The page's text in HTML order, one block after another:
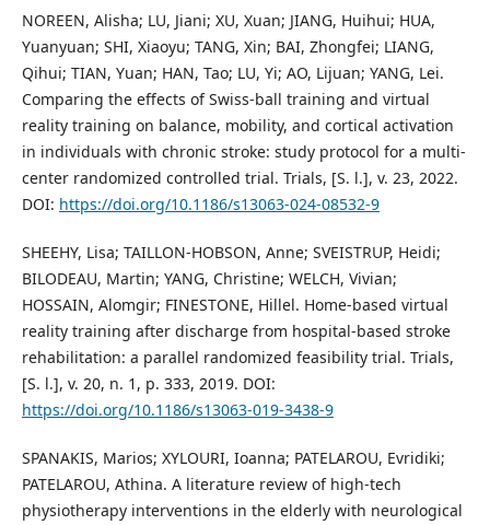
NOREEN, Alisha; LU, Jiani; XU, Xuan; JIANG, Huihui; HUA,
Yuanyuan; SHI, Xiaoyu; TANG, Xin; BAI, Zhongfei; LIANG,
Qihui; TIAN, Yuan; HAN, Tao; LU, Yi; AO, Lijuan; YANG, Lei.
Comparing the effects of Swiss-ball training and virtual
reality training on balance, mobility, and cortical activation
in individuals with chronic stroke: study protocol for a multi-
center randomized controlled trial. Trials, [S. l.], v. 23, 2022.
DOI: https://doi.org/10.1186/s13063-024-08532-9
SHEEHY, Lisa; TAILLON-HOBSON, Anne; SVEISTRUP, Heidi;
BILODEAU, Martin; YANG, Christine; WELCH, Vivian;
HOSSAIN, Alomgir; FINESTONE, Hillel. Home-based virtual
reality training after discharge from hospital-based stroke
rehabilitation: a parallel randomized feasibility trial. Trials,
[S. l.], v. 20, n. 1, p. 333, 2019. DOI:
https://doi.org/10.1186/s13063-019-3438-9
SPANAKIS, Marios; XYLOURI, Ioanna; PATELAROU, Evridiki;
PATELAROU, Athina. A literature review of high-tech
physiotherapy interventions in the elderly with neurological